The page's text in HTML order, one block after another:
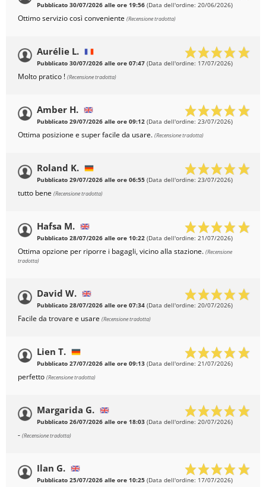
Pubblicato 30/07/2026 alle ore 19:56 (Data dell'ordine: 20/06/2026)
Ottimo servizio così conveniente (Recensione tradotta)
Aurélie L.
Pubblicato 30/07/2026 alle ore 07:47 (Data dell'ordine: 17/07/2026)
Molto pratico ! (Recensione tradotta)
Amber H.
Pubblicato 29/07/2026 alle ore 09:12 (Data dell'ordine: 23/07/2026)
Ottima posizione e super facile da usare. (Recensione tradotta)
Roland K.
Pubblicato 29/07/2026 alle ore 06:55 (Data dell'ordine: 23/07/2026)
tutto bene (Recensione tradotta)
Hafsa M.
Pubblicato 28/07/2026 alle ore 10:22 (Data dell'ordine: 21/07/2026)
Ottima opzione per riporre i bagagli, vicino alla stazione. (Recensione
tradotta)
David W.
Pubblicato 28/07/2026 alle ore 07:34 (Data dell'ordine: 20/07/2026)
Facile da trovare e usare (Recensione tradotta)
Lien T.
Pubblicato 27/07/2026 alle ore 09:13 (Data dell'ordine: 21/07/2026)
perfetto (Recensione tradotta)
Margarida G.
Pubblicato 26/07/2026 alle ore 18:03 (Data dell'ordine: 20/07/2026)
- (Recensione tradotta)
Ilan G.
Pubblicato 25/07/2026 alle ore 10:25 (Data dell'ordine: 17/07/2026)